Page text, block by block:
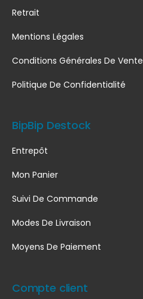
Retrait
Mentions Légales
Conditions Générales De Vente
Politique De Confidentialité
BipBip Destock
Entrepôt
Mon Panier
Suivi De Commande
Modes De Livraison
Moyens De Paiement
Compte client